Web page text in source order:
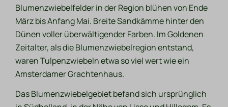
Blumenzwiebelfelder in der Region blühen von Ende
März bis Anfang Mai. Breite Sandkämme hinter den
Dünen voller überwältigender Farben. Im Goldenen
Zeitalter, als die Blumenzwiebelregion entstand,
waren Tulpenzwiebeln etwa so viel wert wie ein
Amsterdamer Grachtenhaus.
Das Blumenzwiebelgebiet befand sich ursprünglich